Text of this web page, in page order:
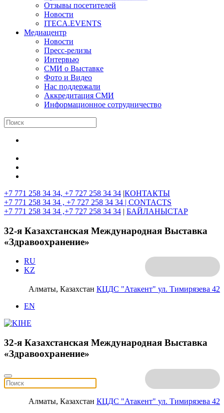
Отзывы посетителей
Новости
ITECA.EVENTS
Медиацентр
Новости
Пресс-релизы
Интервью
СМИ о Выставке
Фото и Видео
Нас поддержали
Аккредитация СМИ
Информационное сотрудничество
+7 771 258 34 34, +7 727 258 34 34 |КОНТАКТЫ
+7 771 258 34 34 , +7 727 258 34 34 | CONTACTS
+7 771 258 34 34 ,+7 727 258 34 34 | БАЙЛАНЫСТАР
32-я Казахстанская Международная Выставка
«Здравоохранение»
Алматы, Казахстан КЦДС "Атакент" ул. Тимирязева 42
RU
KZ
EN
32-я Казахстанская Международная Выставка
«Здравоохранение»
Алматы, Казахстан КЦДС "Атакент" ул. Тимирязева 42